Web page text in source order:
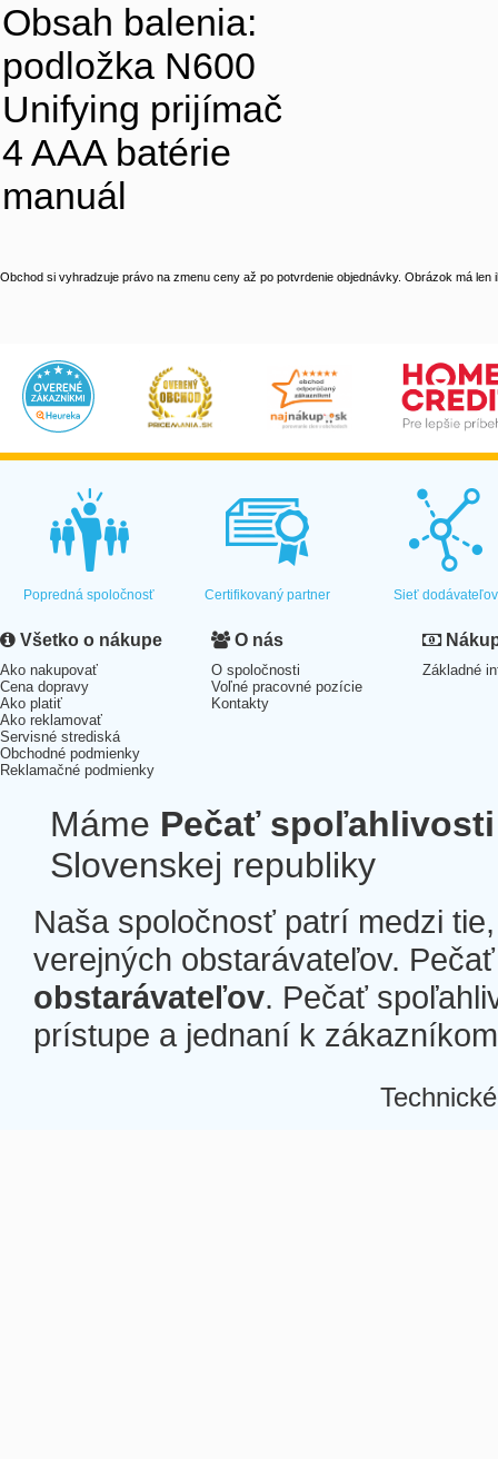
Obsah balenia:
podložka N600
Unifying prijímač
4 AAA batérie
manuál
Obchod si vyhradzuje právo na zmenu ceny až po potvrdenie objednávky. Obrázok má len
Popredná spoločnosť Certifikovaný partner Sieť dodávateľov
Všetko o nákupe
Ako nakupovať
Cena dopravy
Ako platiť
Ako reklamovať
Servisné strediská
Obchodné podmienky
Reklamačné podmienky
O nás
O spoločnosti
Voľné pracovné pozície
Kontakty
Základné
Máme Pečať spoľahlivosti
Slovenskej republiky
Naša spoločnosť patrí medzi
verejných obstarávateľov.
obstarávateľov. Pečať
prístupe a jednaní k